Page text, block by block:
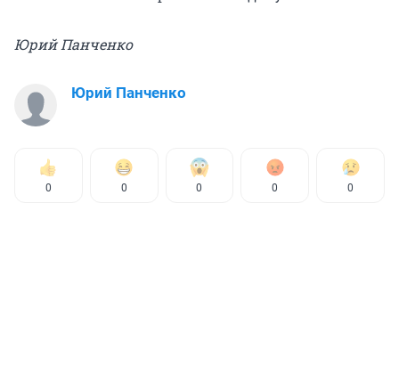
Юрий Панченко
Юрий Панченко
0 0 0 0 0